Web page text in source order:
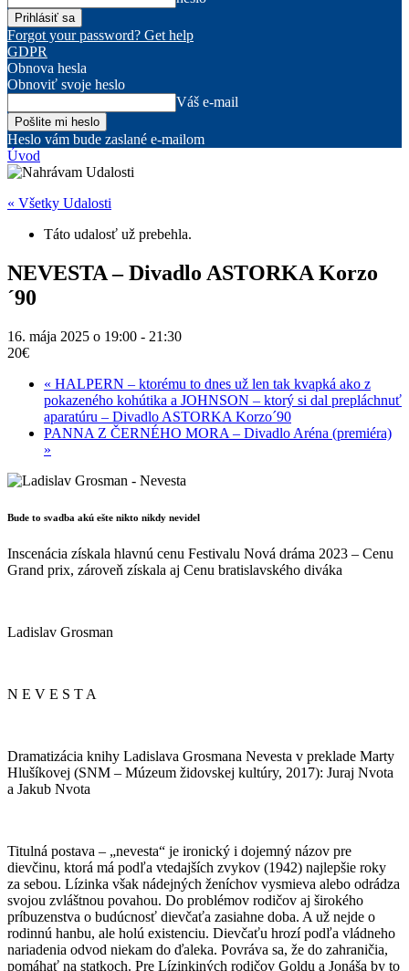
Forgot your password? Get help
GDPR
Obnova hesla
Obnoviť svoje heslo
Váš e-mail
Heslo vám bude zaslané e-mailom
Úvod
« Všetky Udalosti
Táto udalosť už prebehla.
NEVESTA – Divadlo ASTORKA Korzo
´90
16. mája 2025 o 19:00 - 21:30
20€
« HALPERN – ktorému to dnes už len tak kvapká ako z
pokazeného kohútika a JOHNSON – ktorý si dal prepláchnuť
aparatúru – Divadlo ASTORKA Korzo´90
PANNA Z ČERNÉHO MORA – Divadlo Aréna (premiéra)
»
Bude to svadba akú ešte nikto nikdy nevidel
Inscenácia získala hlavnú cenu Festivalu Nová dráma 2023 – Cenu
Grand prix, zároveň získala aj Cenu bratislavského diváka
Ladislav Grosman
N E V E S T A
Dramatizácia knihy Ladislava Grosmana Nevesta v preklade Marty
Hlušíkovej (SNM – Múzeum židovskej kultúry, 2017): Juraj Nvota
a Jakub Nvota
Titulná postava – „nevesta“ je ironický i dojemný názov pre
dievčinu, ktorá má podľa vtedajších zvykov (1942) najlepšie roky
za sebou. Lízinka však nádejných ženíchov vysmieva alebo odrádza
svojou zvláštnou povahou. Do problémov rodičov aj širokého
príbuzenstva o budúcnosť dievčaťa zasiahne doba. A už nejde o
rodinnú hanbu, ale holú existenciu. Dievčaťu hrozí podľa vládneho
nariadenia odvod niekam do ďaleka. Povráva sa, že do zahraničia,
pomáhať na statkoch. Pre Lízinkiných rodičov Goldu a Jonáša by to